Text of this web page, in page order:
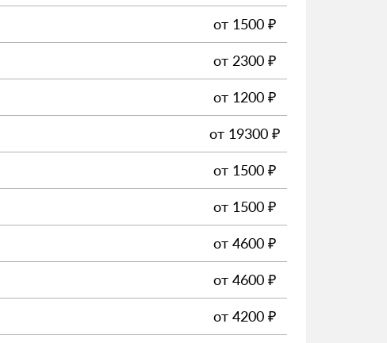
от 1500 ₽
от 2300 ₽
от 1200 ₽
от 19300 ₽
от 1500 ₽
от 1500 ₽
от 4600 ₽
от 4600 ₽
от 4200 ₽